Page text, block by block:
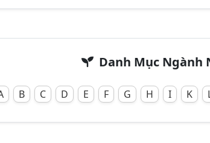
Danh Mục Ngành
B C D E F G H I K